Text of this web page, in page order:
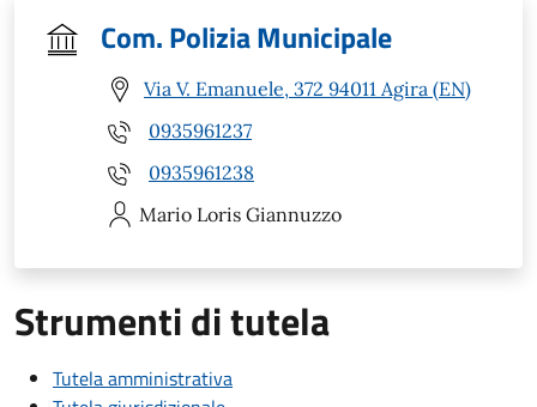
Com. Polizia Municipale
Via V. Emanuele, 372 94011 Agira (EN)
0935961237
0935961238
Mario Loris Giannuzzo
Strumenti di tutela
Tutela amministrativa